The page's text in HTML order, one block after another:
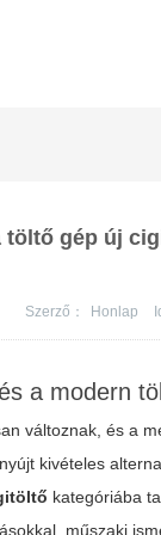
gép új
Szerző： Honlap
a modern
változnak, és a
kivételes
kategóriába
műszaki